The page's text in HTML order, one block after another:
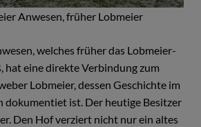
Anwesen, früher Lobmeier
welches früher das Lobmeier-
hat eine direkte Verbindung zum
Lobmeier, dessen Geschichte im
dokumentiet ist. Der heutige Besitzer
Den Hof verziert nicht nur ein altes